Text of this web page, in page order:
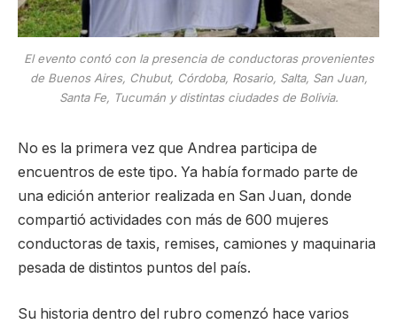
El evento contó con la presencia de conductoras provenientes
de Buenos Aires, Chubut, Córdoba, Rosario, Salta, San Juan,
Santa Fe, Tucumán y distintas ciudades de Bolivia.
No es la primera vez que Andrea participa de
encuentros de este tipo. Ya había formado parte de
una edición anterior realizada en San Juan, donde
compartió actividades con más de 600 mujeres
conductoras de taxis, remises, camiones y maquinaria
pesada de distintos puntos del país.
Su historia dentro del rubro comenzó hace varios